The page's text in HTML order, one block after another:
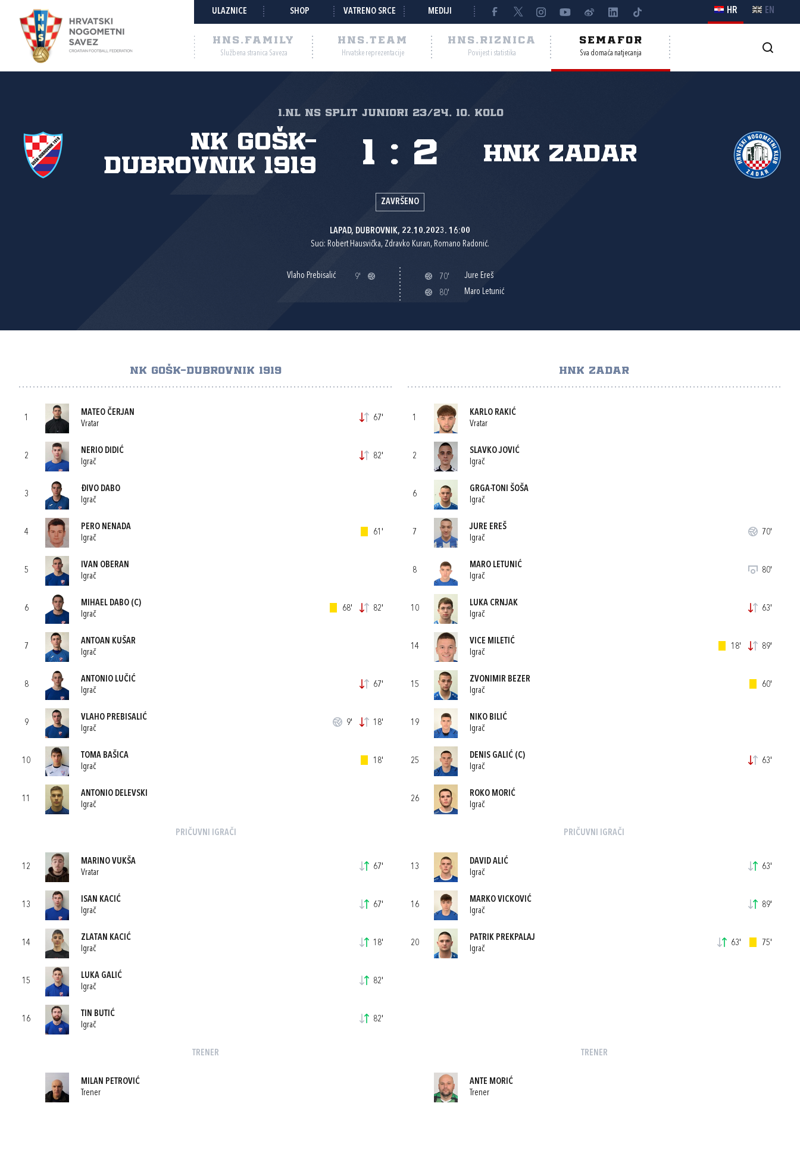
ULAZNICE SHOP VATRENO SRCE MEDIJI HR EN
HNS.FAMILY
Službena stranica Saveza
HNS.TEAM
Hrvatske reprezentacije
HNS.RIZNICA
Povijest i statistika
SEMAFOR
Sva domaća natjecanja
1.NL NS Split Juniori 23/24, 10. kolo
NK GOŠK-
Dubrovnik 1919
HNK Zadar
1 : 2
ZAVRŠENO
LAPAD, DUBROVNIK, 22.10.2023. 16:00
Suci: Robert Hausvička, Zdravko Kuran, Romano Radonić.
Vlaho Prebisalić 9' 70'
Jure Ereš
80'
Maro Letunić
NK GOŠK-DUBROVNIK 1919
1
MATEO ČERJAN
Vratar
67'
2
NERIO DIDIĆ
Igrač
82'
3
ĐIVO DABO
Igrač
4
PERO NENADA
Igrač
61'
5
IVAN OBERAN
Igrač
6
MIHAEL DABO (C)
Igrač
68' 82'
7
ANTOAN KUŠAR
Igrač
8
ANTONIO LUČIĆ
Igrač
67'
9
VLAHO PREBISALIĆ
Igrač
9' 18'
10
TOMA BAŠICA
Igrač
18'
11
ANTONIO DELEVSKI
Igrač
PRIČUVNI IGRAČI
12
MARINO VUKŠA
Vratar
67'
13
ISAN KACIĆ
Igrač
67'
14
ZLATAN KACIĆ
Igrač
18'
15
LUKA GALIĆ
Igrač
82'
16
TIN BUTIĆ
Igrač
82'
TRENER
MILAN PETROVIĆ
Trener
HNK ZADAR
1
KARLO RAKIĆ
Vratar
2
SLAVKO JOVIĆ
Igrač
6
GRGA-TONI ŠOŠA
Igrač
7
JURE EREŠ
Igrač
70'
8
MARO LETUNIĆ
Igrač
80'
10
LUKA CRNJAK
Igrač
63'
14
VICE MILETIĆ
Igrač
18' 89'
15
ZVONIMIR BEZER
Igrač
60'
19
NIKO BILIĆ
Igrač
25
DENIS GALIĆ(C)
Igrač
63'
26
ROKO MORIĆ
Igrač
PRIČUVNI IGRAČI
13
DAVID ALIĆ
Igrač
63'
16
MARKO VICKOVIĆ
Igrač
89'
20
PATRIK PREKPALAJ
Igrač
63' 75'
TRENER
ANTE MORIĆ
Trener